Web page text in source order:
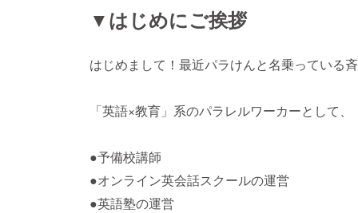
▼はじめにご挨拶
はじめまして！最近パラけんと名乗っている
「英語×教育」系のパラレルワーカーとして、
●予備校講師
●オンライン英会話スクールの運営
●英語塾の運営